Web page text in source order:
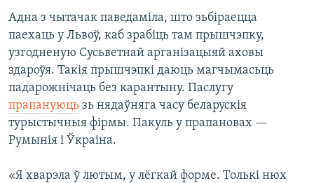
Адна з чытачак паведаміла, што зьбіраецца
паехаць у Львоў, каб зрабіць там прышчэпку,
узгодненую Сусьветнай арганізацыяй аховы
здароўя. Такія прышчэпкі даюць магчымасьць
падарожнічаць без карантыну. Паслугу
прапануюць зь нядаўняга часу беларускія
турыстычныя фірмы. Пакуль у прапановах —
Румынія і Ўкраіна.
«Я хварэла ў лютым, у лёгкай форме. Толькі нюх